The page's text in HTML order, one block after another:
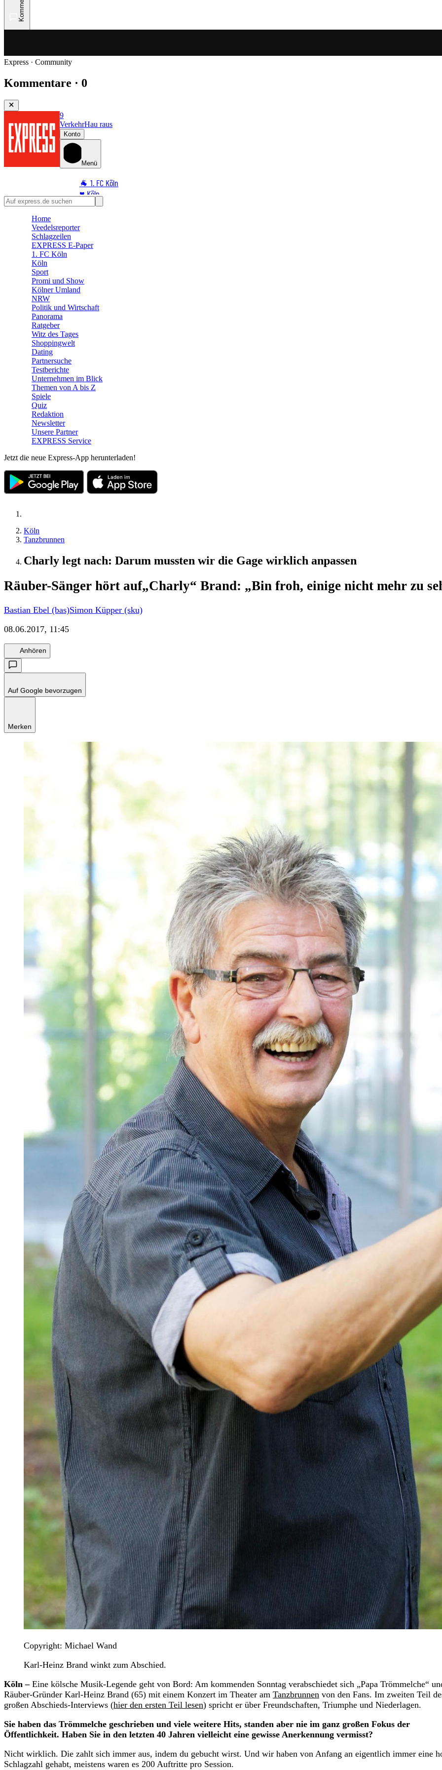
Express · Community
Kommentare · 0
9
VerkehrHau raus
Konto
Menü
🐐 1. FC Köln
♥️ Köln
⭐ Promi
🛒 Shoppingwelt
🧩 Spiele
Home
Veedelsreporter
Schlagzeilen
EXPRESS E-Paper
1. FC Köln
Köln
Sport
Promi und Show
Kölner Umland
NRW
Politik und Wirtschaft
Panorama
Ratgeber
Witz des Tages
Shoppingwelt
Dating
Partnersuche
Testberichte
Unternehmen im Blick
Themen von A bis Z
Spiele
Quiz
Redaktion
Newsletter
Unsere Partner
EXPRESS Service
Jetzt die neue Express-App herunterladen!
Köln
Tanzbrunnen
Charly legt nach: Darum mussten wir die Gage wirklich anpassen
Räuber-Sänger hört auf„Charly“ Brand: „Bin froh, einige nicht mehr zu
Bastian Ebel (bas)Simon Küpper (sku)
08.06.2017, 11:45
Anhören
Auf Google bevorzugen
Merken
Copyright: Michael Wand
Karl-Heinz Brand winkt zum Abschied.
Köln –Eine kölsche Musik-Legende geht von Bord: Am kommenden Sonntag verabschiedet sich „Papa Trömmelche“
Räuber-Gründer Karl-Heinz Brand (65) mit einem Konzert im Theater am Tanzbrunnen von den Fans. Im zweiten Teil
großen Abschieds-Interviews (hier den ersten Teil lesen) spricht er über Freundschaften, Triumphe und Niederlagen.
Sie haben das Trömmelche geschrieben und viele weitere Hits, standen aber nie im ganz großen Fokus der
Öffentlichkeit. Haben Sie in den letzten 40 Jahren vielleicht eine gewisse Anerkennung vermisst?
Nicht wirklich. Die zahlt sich immer aus, indem du gebucht wirst. Und wir haben von Anfang an eigentlich immer eine
Schlagzahl gehabt, meistens waren es 200 Auftritte pro Session.